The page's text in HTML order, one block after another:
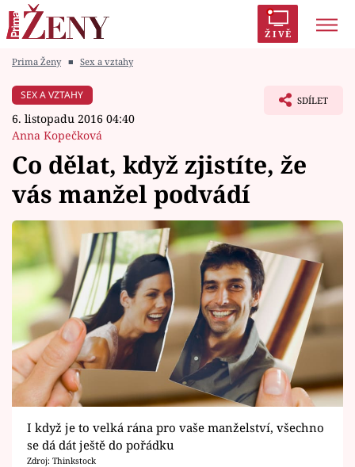
ŽIVĚ
Módní alarm
Témata
Celebrity
Vztahy
Seriály
Horoskopy
Sledujte prima+
Filmový festival Karlovy Vary
Prima Ženy ■ Sex a vztahy
SEX A VZTAHY
6. listopadu 2016 04:40
Anna Kopečková
SDÍLET
Co dělat, když zjistíte, že
vás manžel podvádí
I když je to velká rána pro vaše manželství, všechno
se dá dát ještě do pořádku
Zdroj: Thinkstock